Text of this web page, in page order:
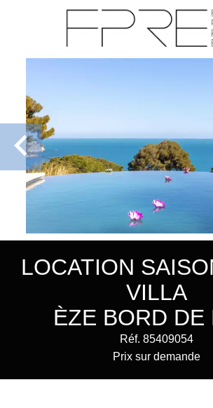
LOCATION
VILLA
ÈZE BORD DE
Réf. 85409054
Prix sur demande